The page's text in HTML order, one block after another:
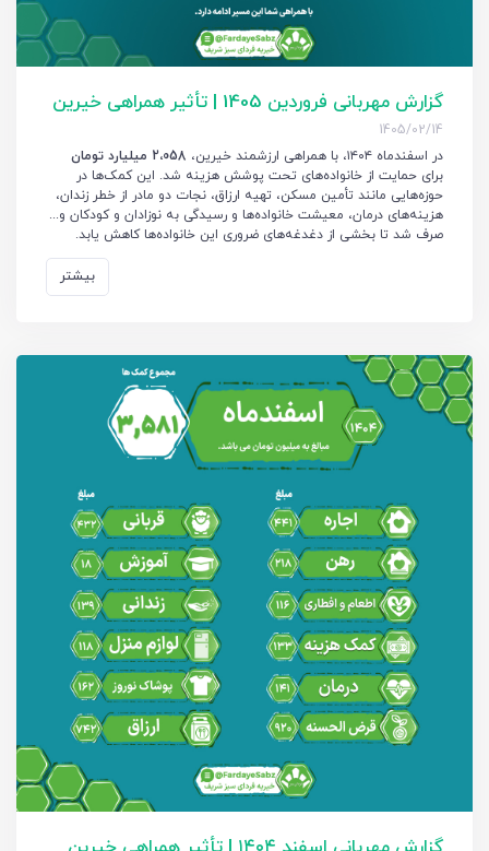
گزارش مهربانی فروردین 1405 | تأثیر همراهی خیرین
1405/02/14
در اسفندماه ۱۴۰۴، با همراهی ارزشمند خیرین،
2،058 میلیارد تومان
برای حمایت از خانواده‌های تحت پوشش هزینه شد. این کمک‌ها در
حوزه‌هایی مانند تأمین مسکن، تهیه ارزاق، نجات دو مادر از خطر زندان،
هزینه‌های درمان، معیشت خانواده‌ها و رسیدگی به نوزادان و کودکان و...
صرف شد تا بخشی از دغدغه‌های ضروری این خانواده‌ها کاهش یابد.
بیشتر